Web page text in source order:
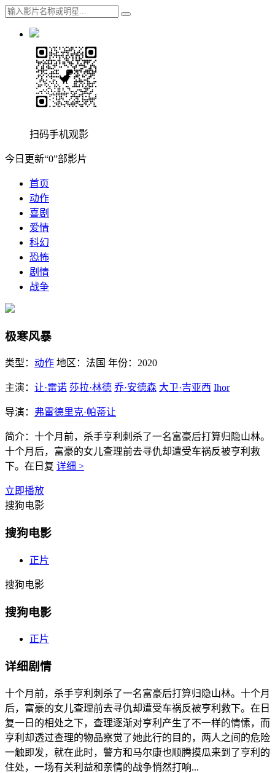
扫码手机观影
今日更新“0”部影片
首页
动作
喜剧
爱情
科幻
恐怖
剧情
战争
极寒风暴
类型： 动作 地区： 法国 年份： 2020
主演： 让·雷诺 莎拉·林德 乔·安德森 大卫·吉亚西 Ihor
导演： 弗雷德里克·帕蒂让
简介： 十个月前，杀手亨利刺杀了一名富豪后打算归隐山林。
十个月后，富豪的女儿查理前去寻仇却遭受车祸反被亨利救
下。在日复 详细 >
立即播放
搜狗电影
搜狗电影
正片
搜狗电影
搜狗电影
正片
详细剧情
十个月前，杀手亨利刺杀了一名富豪后打算归隐山林。十个月
后，富豪的女儿查理前去寻仇却遭受车祸反被亨利救下。在日
复一日的相处之下，查理逐渐对亨利产生了不一样的情愫，而
亨利却透过查理的物品察觉了她此行的目的，两人之间的危险
一触即发，就在此时，警方和马尔康也顺腾摸瓜来到了亨利的
住处，一场有关利益和亲情的战争悄然打响...